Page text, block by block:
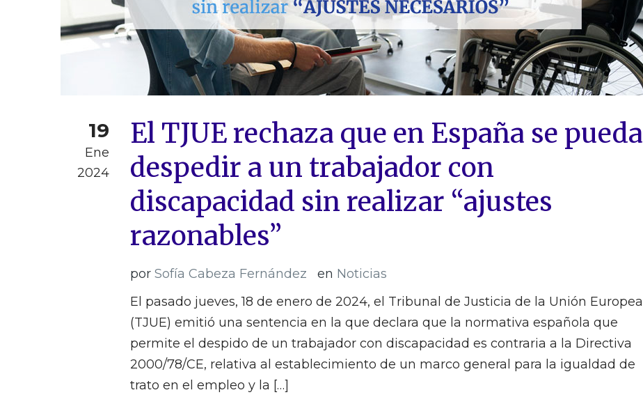
19
Ene
2024
El TJUE rechaza que en España se pueda
despedir a un trabajador con
discapacidad sin realizar “ajustes
razonables”
por Sofía Cabeza Fernández en Noticias
El pasado jueves, 18 de enero de 2024, el Tribunal de Justicia de la Unión Europea
(TJUE) emitió una sentencia en la que declara que la normativa española que
permite el despido de un trabajador con discapacidad es contraria a la Directiva
2000/78/CE, relativa al establecimiento de un marco general para la igualdad de
trato en el empleo y la […]